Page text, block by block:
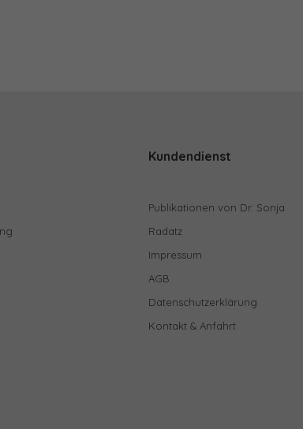
Kundendienst
Publikationen von Dr. Sonja
Radatz
Impressum
AGB
Datenschutzerklärung
Kontakt & Anfahrt